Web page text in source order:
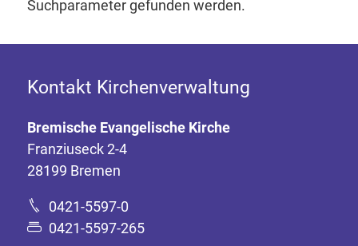
Reichweitenmessung und profilbasierter Werbung.
Einstellungen anpassen
Suchparameter gefunden werden.
Kontakt Kirchenverwaltung
Bremische Evangelische Kirche
Franziuseck 2-4
28199 Bremen
0421-5597-0
0421-5597-265